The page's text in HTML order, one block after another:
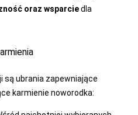
oraz wsparciedla
są ubrania zapewniające
karmienie noworodka: